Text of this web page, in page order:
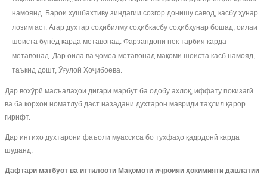
намоянд. Барои хушбахтиву зиндагии созгор донишу савод, касбу ҳунар
лозим аст. Агар духтар соҳибилму соҳибкасбу соҳибҳунар бошад, оилаи
шоиста бунёд карда метавонад. Фарзандони нек тарбия карда
метавонад. Дар оила ва ҷомеа метавонад мақоми шоиста касб намояд, -
таъкид дошт, Ӯғулой Ҳоҷибоева.
Дар вохӯрӣ масъалаҳои дигари марбут ба одобу ахлоқ, иффату покизагӣ
ва ба корҳои номатлуб даст назадани духтарон мавриди таҳлил қарор
гирифт.
Дар интиҳо духтарони фаъоли муассиса бо туҳфаҳо қадрдонӣ карда
шуданд.
Дафтари матбуот ва иттилооти Мақомоти иҷроияи ҳокимияти давлатии